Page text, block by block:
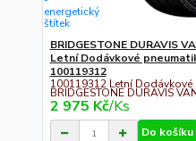
BRIDGESTONE DURAVIS
Letní Dodávkové
100119312
100119312 Letní
BRIDGESTONE DURAVIS
2 975 Kč/Ks
Do košíku